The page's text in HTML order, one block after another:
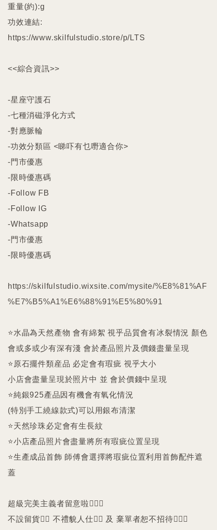
重量(約):g
功效連結:
https://www.skilfulstudio.store/p/LTS
<<綜合資訊>>
-星座守護石
-七種消磁淨化方式
-對應脈輪
-功效分類區 <睇吓有乜嘢適合你>
-門市優惠
-限時優惠碼
-Follow FB
-Follow IG
-Whatsapp
-門市優惠
-限時優惠碼
https://skilfulstudio.wixsite.com/mysite/%E8%81%AF
%E7%B5%A1%E6%88%91%E5%80%91
⭐️水晶為天然產物 會有綿絮 視乎品質會有冰裂情況 顏色
會或多或少有深有淺 會於產品照片及價錢盡量呈現
⭐️原石擺件類産品 必定會有瑕疵 視乎大小
小店會盡量呈現於照片中 並 會於價錢中呈現
⭐️純銀925產品因有機會有氧化情況
(特別手工繞線款式)可以用銀布清潔
⭐️天然珍珠必定會有生長紋
⭐️小店產品照片會盡量將所有瑕疵位置呈現
⭐️生產成品首飾 師傅會選擇將瑕疵位置利用首飾配件遮
蓋
超級完美主義者留意啦🙇🏻‍♀️
不設留貨🙅‍♀️ 不禮貌人仕🙅‍♀️ 及 棄單者恕不招待🙇🏻‍♀️